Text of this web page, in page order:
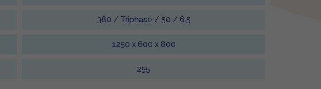
380 / Triphasé / 50 / 6.5
1250 x 600 x 800
255